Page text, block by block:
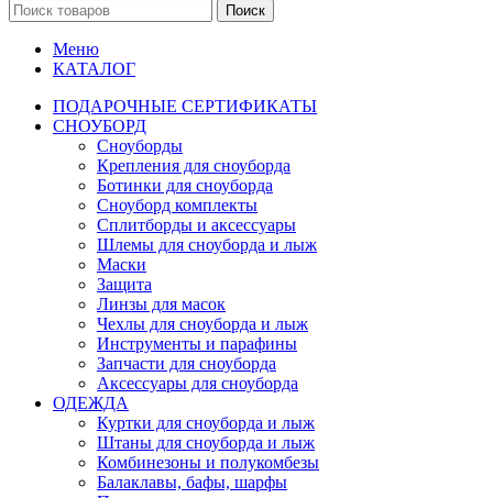
Поиск
Меню
КАТАЛОГ
ПОДАРОЧНЫЕ СЕРТИФИКАТЫ
СНОУБОРД
Сноуборды
Крепления для сноуборда
Ботинки для сноуборда
Сноуборд комплекты
Сплитборды и аксессуары
Шлемы для сноуборда и лыж
Маски
Защита
Линзы для масок
Чехлы для сноуборда и лыж
Инструменты и парафины
Запчасти для сноуборда
Аксессуары для сноуборда
ОДЕЖДА
Куртки для сноуборда и лыж
Штаны для сноуборда и лыж
Комбинезоны и полукомбезы
Балаклавы, бафы, шарфы